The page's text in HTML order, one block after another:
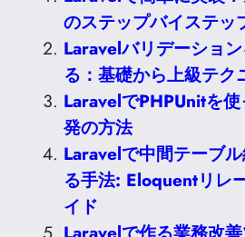
のステップバイステッ
Laravelバリデーショ
る：基礎から上級テク
LaravelでPHPUnitを
発の方法
Laravelで中間テーブ
る手法: Eloquentリレ
イド